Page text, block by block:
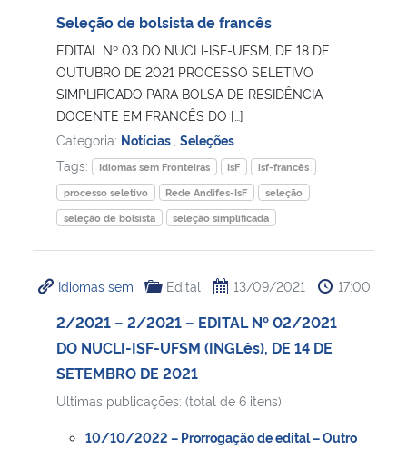
Seleção de bolsista de francês
EDITAL Nº 03 DO NUCLI-ISF-UFSM, DE 18 DE
OUTUBRO DE 2021 PROCESSO SELETIVO
SIMPLIFICADO PARA BOLSA DE RESIDÊNCIA
DOCENTE EM FRANCÊS DO […]
Categoria: Notícias Seleções
Tags:
Idiomas sem Fronteiras IsF
isf-francês
processo seletivo
Rede Andifes-IsF
seleção
seleção de bolsista
seleção simplificada
Idiomas sem Edital 13/09/2021 17:00
2/2021 – 2/2021 – EDITAL Nº 02/2021
DO NUCLI-ISF-UFSM (INGLês), DE 14 DE
SETEMBRO DE 2021
Ultimas publicações: (total de 6 itens)
10/10/2022 – Prorrogação de edital – Outro